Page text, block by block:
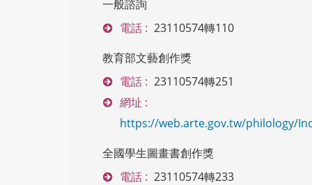
一般諮詢
電話 : 23110574轉110
教育部文藝創作獎
電話 : 23110574轉251
網址 :
https://web.arte.gov.tw/philology/
全國學生圖畫書創作獎
電話 : 23110574轉233